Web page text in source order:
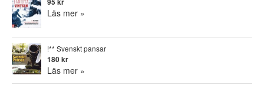
Läs mer »
!** Svenskt pansar
180 kr
Läs mer »